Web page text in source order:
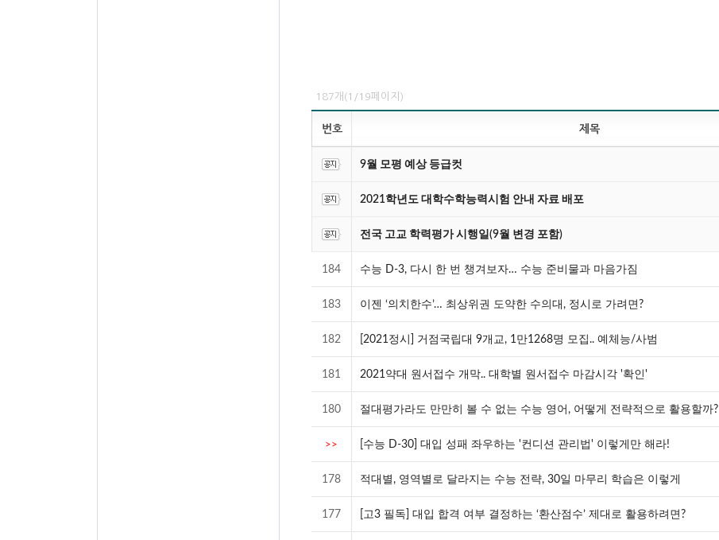
187개(1/19페이지)
번호 제목
9월 모평 예상 등급컷
2021학년도 대학수학능력시험 안내 자료 배포
전국 고교 학력평가 시행일(9월 변경 포함)
184 수능 D-3, 다시 한 번 챙겨보자… 수능 준비물과 마음가짐
183 이젠 ‘의치한수’… 최상위권 도약한 수의대, 정시로 가려면?
182 [2021정시] 거점국립대 9개교, 1만1268명 모집.. 예체능/사범
181 2021약대 원서접수 개막.. 대학별 원서접수 마감시각 '확인'
180 절대평가라도 만만히 볼 수 없는 수능 영어, 어떻게 전략적으로 활용할까?
>> [수능 D-30] 대입 성패 좌우하는 '컨디션 관리법' 이렇게만 해라!
178 적대별, 영역별로 달라지는 수능 전략, 30일 마무리 학습은 이렇게
177 [고3 필독] 대입 합격 여부 결정하는 ‘환산점수’ 제대로 활용하려면?